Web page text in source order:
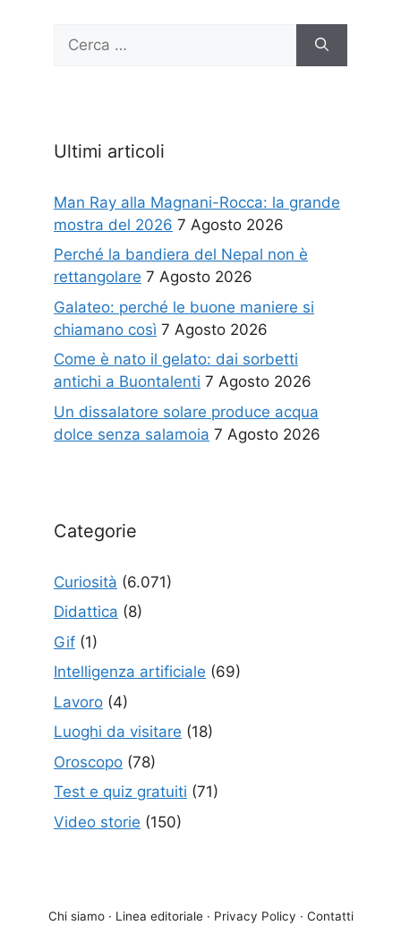
per:
Ultimi articoli
Man Ray alla Magnani-Rocca: la grande
mostra del 2026 7 Agosto 2026
Perché la bandiera del Nepal non è
rettangolare 7 Agosto 2026
Galateo: perché le buone maniere si
chiamano così 7 Agosto 2026
Come è nato il gelato: dai sorbetti
antichi a Buontalenti 7 Agosto 2026
Un dissalatore solare produce acqua
dolce senza salamoia 7 Agosto 2026
Categorie
Curiosità (6.071)
Didattica (8)
Gif (1)
Intelligenza artificiale (69)
Lavoro (4)
Luoghi da visitare (18)
Oroscopo (78)
Test e quiz gratuiti (71)
Video storie (150)
Chi siamo · Linea editoriale · Privacy Policy · Contatti